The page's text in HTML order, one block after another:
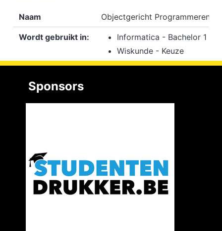
Naam Objectgericht Programmeren
Wordt gebruikt in:
Informatica - Bachelor 1
Wiskunde - Keuze
Sponsors